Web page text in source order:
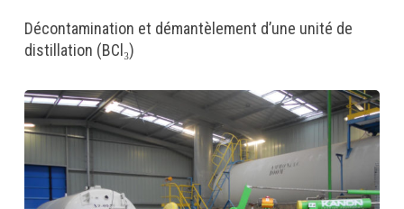
Décontamination et démantèlement d’une unité de
distillation (BCl₃)